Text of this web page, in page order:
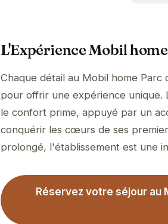
L'Expérience Mobil
Chaque détail au Mobil home
pour offrir une expérience unique.
le confort prime, appuyé par un
conquérir les cœurs de ses
prolongé, l'établissement est une
Réservez votre séjour au